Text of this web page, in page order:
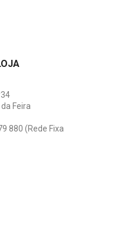
Feira
880 (Rede Fixa